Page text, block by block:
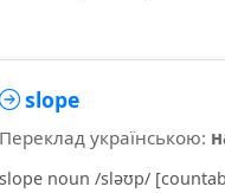
slope
Переклад українською:
slope noun /sləʊp/